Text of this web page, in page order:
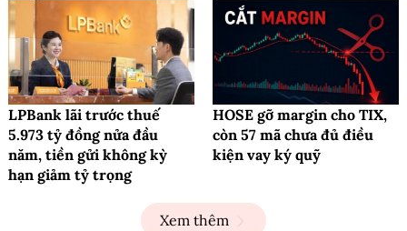
LPBank lãi trước thuế
5.973 tỷ đồng nửa đầu
năm, tiền gửi không kỳ
hạn giảm tỷ trọng
HOSE gỡ margin cho TIX,
còn 57 mã chưa đủ điều
kiện vay ký quỹ
Xem thêm